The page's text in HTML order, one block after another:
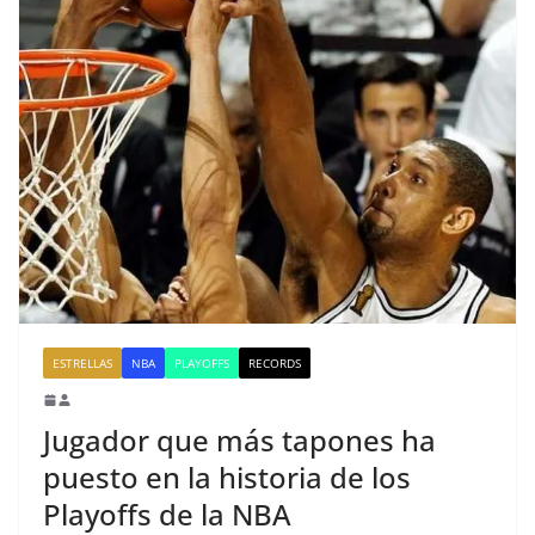
ESTRELLAS NBA PLAYOFFS RECORDS
Jugador que más tapones ha
puesto en la historia de los
Playoffs de la NBA